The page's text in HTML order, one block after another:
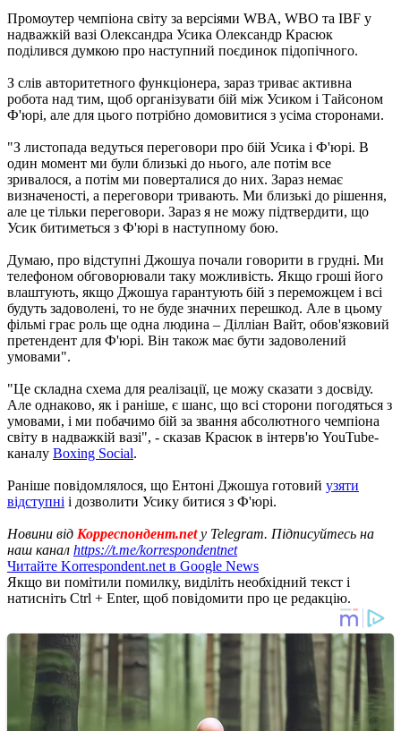
Промоутер чемпіона світу за версіями WBA, WBO та IBF у
надважкій вазі Олександра Усика Олександр Красюк
поділився думкою про наступний поєдинок підопічного.
З слів авторитетного функціонера, зараз триває активна
робота над тим, щоб організувати бій між Усиком і Тайсоном
Ф'юрі, але для цього потрібно домовитися з усіма сторонами.
"З листопада ведуться переговори про бій Усика і Ф'юрі. В
один момент ми були близькі до нього, але потім все
зривалося, а потім ми поверталися до них. Зараз немає
визначеності, а переговори тривають. Ми близькі до рішення,
але це тільки переговори. Зараз я не можу підтвердити, що
Усик битиметься з Ф'юрі в наступному бою.
Думаю, про відступні Джошуа почали говорити в грудні. Ми
телефоном обговорювали таку можливість. Якщо гроші його
влаштують, якщо Джошуа гарантують бій з переможцем і всі
будуть задоволені, то не буде значних перешкод. Але в цьому
фільмі грає роль ще одна людина – Ділліан Вайт, обов'язковий
претендент для Ф'юрі. Він також має бути задоволений
умовами".
"Це складна схема для реалізації, це можу сказати з досвіду.
Але однаково, як і раніше, є шанс, що всі сторони погодяться з
умовами, і ми побачимо бій за звання абсолютного чемпіона
світу в надважкій вазі", - сказав Красюк в інтерв'ю YouTube-
каналу Boxing Social.
Раніше повідомлялося, що Ентоні Джошуа готовий узяти
відступні і дозволити Усику битися з Ф'юрі.
Новини від Корреспондент.netу Telegram. Підписуйтесь на
наш канал https://t.me/korrespondentnet
Читайте Korrespondent.net в Google News
Якщо ви помітили помилку, виділіть необхідний текст і
натисніть Ctrl + Enter, щоб повідомити про це редакцію.